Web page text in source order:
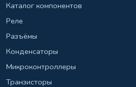
Каталог компонентов
Реле
Разъёмы
Конденсаторы
Микроконтроллеры
Транзисторы